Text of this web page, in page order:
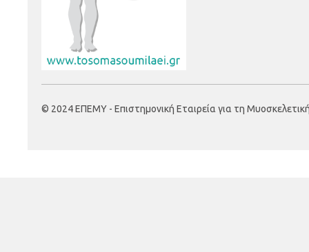
© 2024 ΕΠΕΜΥ - Επιστημονική Εταιρεία για τη